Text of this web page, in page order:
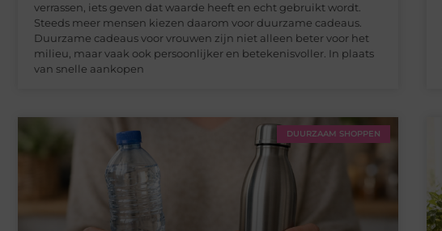
verrassen, iets geven dat waarde heeft en echt gebruikt wordt.
Steeds meer mensen kiezen daarom voor duurzame cadeaus.
Duurzame cadeaus voor vrouwen zijn niet alleen beter voor het
milieu, maar vaak ook persoonlijker en betekenisvoller. In plaats
van snelle aankopen
DUURZAAM SHOPPEN